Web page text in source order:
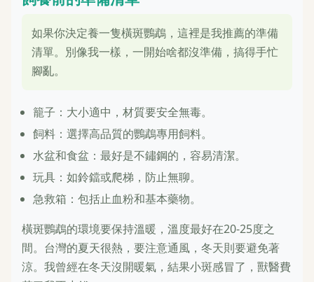
如果你決定養一隻橫斑鸚鵡，這裡是我推薦的準備
清單。別像我一樣，一開始啥都沒準備，搞得手忙
腳亂。
籠子：大小適中，材質要安全無毒。
飼料：選擇高品質的鸚鵡專用飼料。
水盆和食盆：最好是不鏽鋼的，容易清潔。
玩具：如鈴鐺或爬梯，防止無聊。
急救箱：包括止血粉和基本藥物。
橫斑鸚鵡的環境要保持溫暖，溫度最好在20-25度之
間。台灣的夏天很熱，要注意通風，冬天則要避免著
涼。我曾經在冬天沒開暖氣，結果小斑感冒了，獸醫費